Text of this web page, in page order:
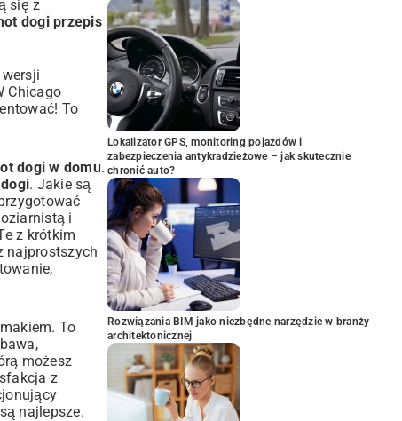
się z
dogi przepis
Chicago
To
dogi w domu.
. Jakie są
i
z krótkim
najprostszych
To
możesz
z
najlepsze.
Lokalizator GPS, monitoring pojazdów i
zabezpieczenia antykradzieżowe – jak skutecznie
chronić auto?
Rozwiązania BIM jako niezbędne narzędzie w branży
architektonicznej